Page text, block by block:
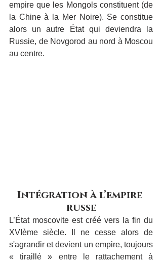
empire que les Mongols constituent (de
la Chine à la Mer Noire). Se constitue
alors un autre État qui deviendra la
Russie, de Novgorod au nord à Moscou
au centre.
Intégration à l’empire
russe
L’État moscovite est créé vers la fin du
XVIème siècle. Il ne cesse alors de
s'agrandir et devient un empire, toujours
« tiraillé » entre le rattachement à